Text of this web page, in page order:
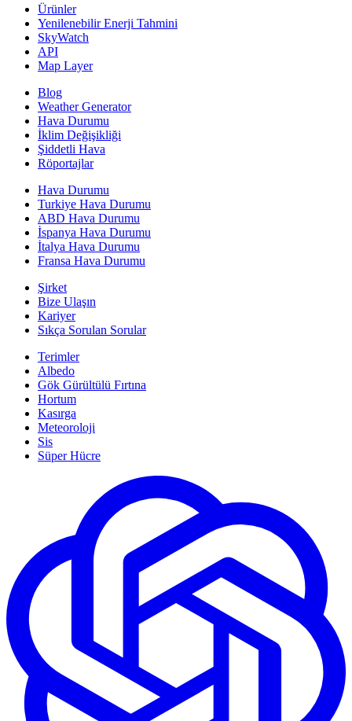
Ürünler
Yenilenebilir Enerji Tahmini
SkyWatch
API
Map Layer
Blog
Weather Generator
Hava Durumu
İklim Değişikliği
Şiddetli Hava
Röportajlar
Hava Durumu
Turkiye Hava Durumu
ABD Hava Durumu
İspanya Hava Durumu
İtalya Hava Durumu
Fransa Hava Durumu
Şirket
Bize Ulaşın
Kariyer
Sıkça Sorulan Sorular
Terimler
Albedo
Gök Gürültülü Fırtına
Hortum
Kasırga
Meteoroloji
Sis
Süper Hücre